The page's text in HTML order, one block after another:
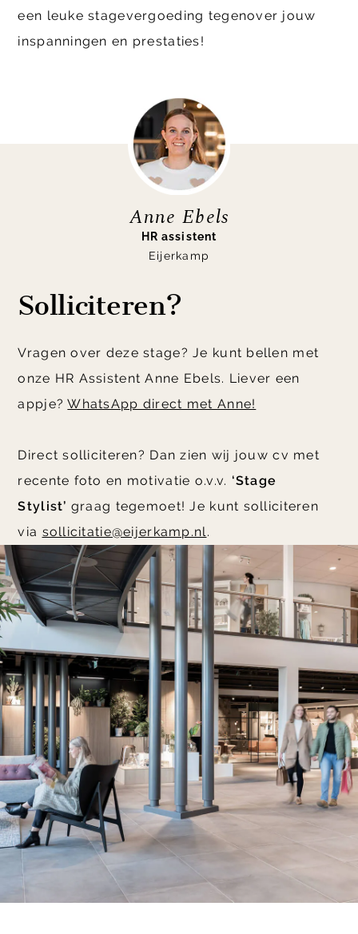
een leuke stagevergoeding tegenover jouw
inspanningen en prestaties!
Anne Ebels
HR assistent
Eijerkamp
Solliciteren?
Vragen over deze stage? Je kunt bellen met
onze HR Assistent Anne Ebels. Liever een
appje?WhatsApp direct met Anne!
Direct solliciteren? Dan zien wij jouw cv met
recente foto en motivatie o.v.v. ‘Stage
Stylist’ graag tegemoet! Je kunt solliciteren
via sollicitatie@eijerkamp.nl .